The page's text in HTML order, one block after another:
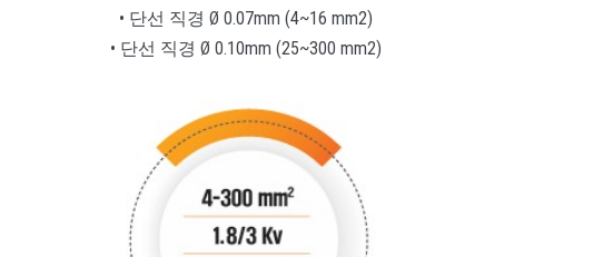
• 단선 직경 Ø 0.07mm (4~16 mm2)
• 단선 직경 Ø 0.10mm (25~300 mm2)